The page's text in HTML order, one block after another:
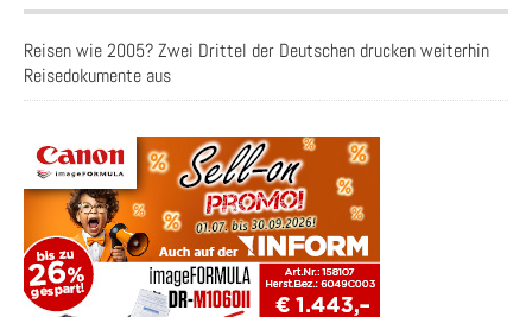
Reisen wie 2005? Zwei Drittel der Deutschen drucken weiterhin
Reisedokumente aus